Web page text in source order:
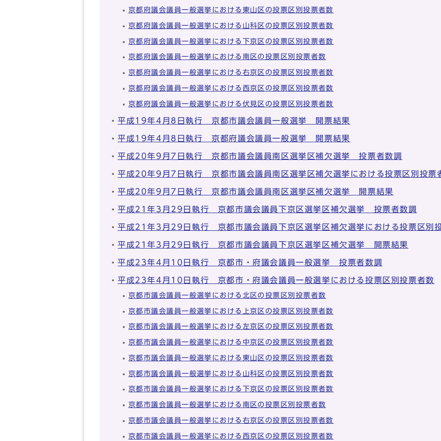
京都府議会議員一般選挙における東山区の投票区別投票者数
京都府議会議員一般選挙における山科区の投票区別投票者数
京都府議会議員一般選挙における下京区の投票区別投票者数
京都府議会議員一般選挙における南区の投票区別投票者数
京都府議会議員一般選挙における右京区の投票区別投票者数
京都府議会議員一般選挙における西京区の投票区別投票者数
京都府議会議員一般選挙における伏見区の投票区別投票者数
平成19年4月8日執行 京都市議会議員一般選挙 開票結果
平成19年4月8日執行 京都府議会議員一般選挙 開票結果
平成20年9月7日執行 京都市議会議員南区選挙区補欠選挙 投票者数調
平成20年9月7日執行 京都市議会議員南区選挙区補欠選挙における投票区別投票
平成20年9月7日執行 京都市議会議員南区選挙区補欠選挙 開票結果
平成21年3月29日執行 京都市議会議員下京区選挙区補欠選挙 投票者数調
平成21年3月29日執行 京都市議会議員下京区選挙区補欠選挙における投票区別
平成21年3月29日執行 京都市議会議員下京区選挙区補欠選挙 開票結果
平成23年4月10日執行 京都市・府議会議員一般選挙 投票者数調
平成23年4月10日執行 京都市・府議会議員一般選挙における投票区別投票者数
京都市議会議員一般選挙における北区の投票区別投票者数
京都市議会議員一般選挙における上京区の投票区別投票者数
京都市議会議員一般選挙における左京区の投票区別投票者数
京都市議会議員一般選挙における中京区の投票区別投票者数
京都市議会議員一般選挙における東山区の投票区別投票者数
京都市議会議員一般選挙における山科区の投票区別投票者数
京都市議会議員一般選挙における下京区の投票区別投票者数
京都市議会議員一般選挙における南区の投票区別投票者数
京都市議会議員一般選挙における右京区の投票区別投票者数
京都市議会議員一般選挙における西京区の投票区別投票者数